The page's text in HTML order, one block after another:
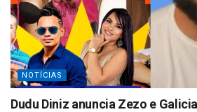
NOTÍCIAS
Dudu Diniz anuncia Zezo e